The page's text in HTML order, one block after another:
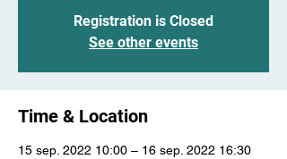
Registration is Closed
See other events
Time & Location
15 sep. 2022 10:00 – 16 sep. 2022 16:30